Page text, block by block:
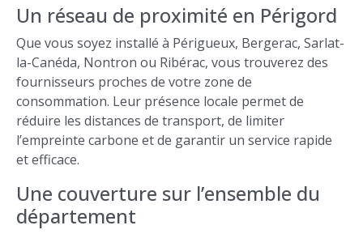
Un réseau de proximité en Périgord
Que vous soyez installé à Périgueux, Bergerac, Sarlat-
la-Canéda, Nontron ou Ribérac, vous trouverez des
fournisseurs proches de votre zone de
consommation. Leur présence locale permet de
réduire les distances de transport, de limiter
l’empreinte carbone et de garantir un service rapide
et efficace.
Une couverture sur l’ensemble du
département